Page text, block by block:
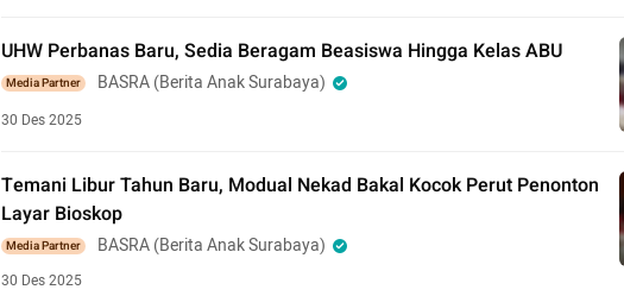
UHW Perbanas Baru, Sedia Beragam Beasiswa Hingga Kelas ABU
Media Partner BASRA (Berita Anak Surabaya)
30 Des 2025
Temani Libur Tahun Baru, Modual Nekad Bakal Kocok Perut Penonton
Layar Bioskop
Media Partner BASRA (Berita Anak Surabaya)
30 Des 2025